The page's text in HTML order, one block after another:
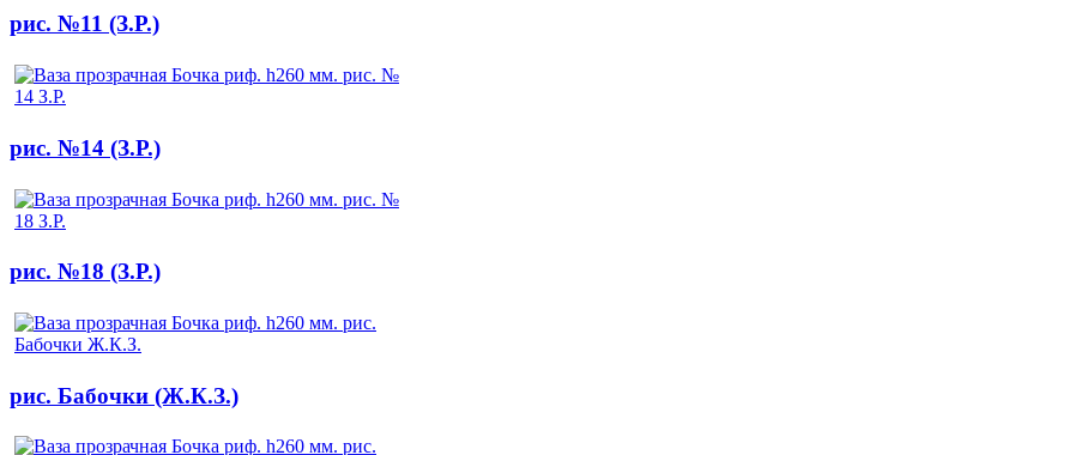
рис. №11 (З.Р.)
рис. №14 (З.Р.)
рис. №18 (З.Р.)
рис. Бабочки (Ж.К.З.)